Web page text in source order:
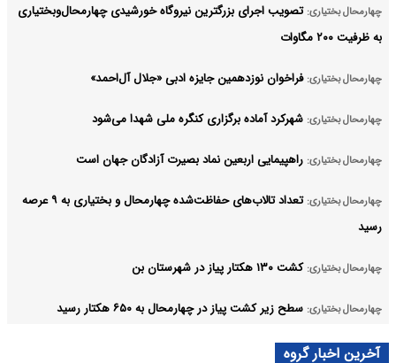
چهارمحال بختیاری: تصویب اجرای بزرگترین نیروگاه خورشیدی چهارمحال‌وبختیاری
به ظرفیت ۲۰۰ مگاوات
چهارمحال بختیاری: فراخوان نوزدهمین جایزه ادبی «جلال آل‌احمد»
چهارمحال بختیاری: شهرکرد آماده برگزاری کنگره ملی شهدا می‌شود
چهارمحال بختیاری: راهپیمایی اربعین نماد بصیرت آزادگان جهان است
چهارمحال بختیاری:
تعداد تالاب‌های حفاظت‌شده چهارمحال و بختیاری به ۹ عرصه
رسید
چهارمحال بختیاری: کشت ۱۳۰ هکتار پیاز در شهرستان بن
چهارمحال بختیاری: سطح زیر کشت پیاز در چهارمحال به ۶۵۰ هکتار رسید
چهارمحال بختیاری: نجات مادر باردار از منطقه سخت گذر «چهارقاش» در چهارمحالآخرین اخبار گروه